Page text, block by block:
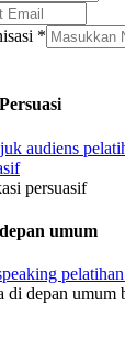
*
persuasif
umum
di depan umum